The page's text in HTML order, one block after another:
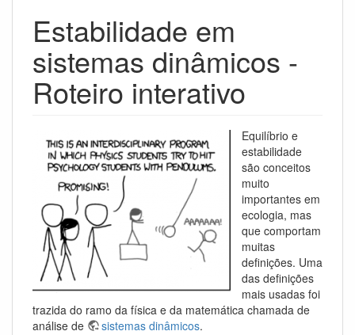
Estabilidade em
sistemas dinâmicos -
Roteiro interativo
Equilíbrio e
estabilidade
são conceitos
muito
importantes em
ecologia, mas
que comportam
muitas
definições. Uma
das definições
mais usadas foi
trazida do ramo da física e da matemática chamada de
análise de
sistemas dinâmicos.